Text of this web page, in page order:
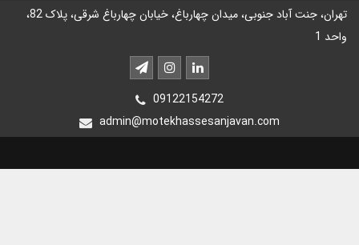
تهران، جنت آباد جنوبی، میدان چهارباغ، خیابان چهارباغ شرقی، پلاک 82،
واحد 1
09122154272
admin@motekhassesanjavan.com